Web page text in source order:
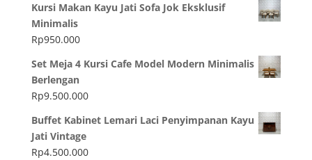
Kursi Makan Kayu Jati Sofa Jok Eksklusif
Minimalis
Rp950.000
Set Meja 4 Kursi Cafe Model Modern Minimalis
Berlengan
Rp9.500.000
Buffet Kabinet Lemari Laci Penyimpanan Kayu
Jati Vintage
Rp4.500.000